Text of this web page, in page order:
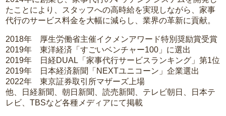
たことにより、スタッフへの高時給を実現しながら、家事
代行のサービス料金を大幅に減らし、業界の革新に貢献。
2018年 厚生労働省主催イクメンアワード特別奨励賞受賞
2019年 東洋経済「すごいベンチャー100」に選出
2019年 日経DUAL「家事代行サービスランキング」第1位
2019年 日本経済新聞「NEXTユニコーン」企業選出
2022年 東京証券取引所マザーズ上場
他、日経新聞、朝日新聞、読売新聞、テレビ朝日、日本テ
レビ、TBSなど各種メディアにて掲載